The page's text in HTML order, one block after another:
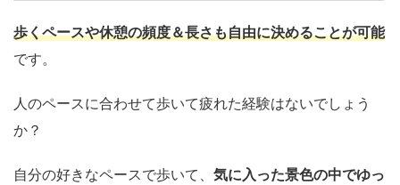
歩くペースや休憩の頻度＆長さも自由に決めることが可能
です。
人のペースに合わせて歩いて疲れた経験はないでしょう
か？
自分の好きなペースで歩いて、 気に入った景色の中でゆっ